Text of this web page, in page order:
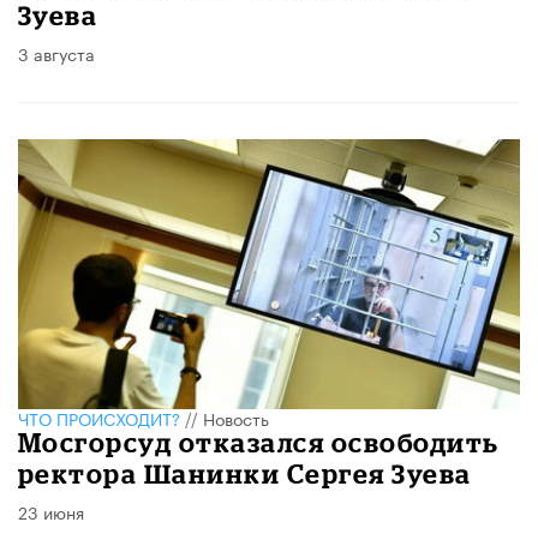
Зуева
3 августа
ЧТО ПРОИСХОДИТ?// Новость
Мосгорсуд отказался освободить
ректора Шанинки Сергея Зуева
23 июня